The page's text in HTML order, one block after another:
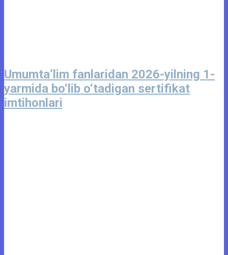
Umumta’lim fanlaridan 2026-yilning 1-
yarmida bo‘lib o‘tadigan sertifikat
imtihonlari